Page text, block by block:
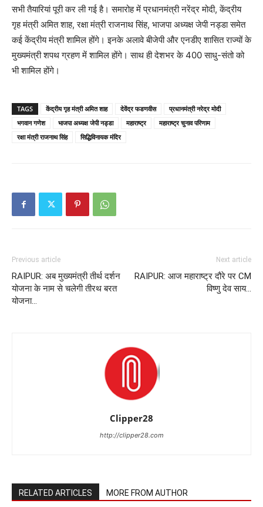
सभी तैयारियां पूरी कर ली गई है। समारोह में प्रधानमंत्री नरेंद्र मोदी, केंद्रीय
गृह मंत्री अमित शाह, रक्षा मंत्री राजनाथ सिंह, भाजपा अध्यक्ष जेपी नड्डा समेत
कई केंद्रीय मंत्री शामिल होंगे। इनके अलावे बीजेपी और एनडीए शासित राज्यों के
मुख्यमंत्री शपथ ग्रहण में शामिल होंगे। साथ ही देशभर के 400 साधु-संतो को
भी शामिल होंगे।
TAGS केंद्रीय गृह मंत्री अमित शाह देवेंद्र फडणवीस
प्रधानमंत्री नरेद्र मोदी
भगवान गणेश
भाजपा अध्यक्ष जेपी नड्डा महाराष्ट्र
महाराष्ट्र चुनाव परिणाम
रक्षा मंत्री राजनाथ सिंह
सिद्धिविनायक मंदिर
Previous article
RAIPUR: अब मुख्‍यमंत्री तीर्थ दर्शन
योजना के नाम से चलेगी तीरथ बरत
योजना…
Next article
RAIPUR: आज महाराष्ट्र दौरे पर CM
विष्णु देव साय…
Clipper28
http://clipper28.com
RELATED ARTICLES MORE FROM AUTHOR